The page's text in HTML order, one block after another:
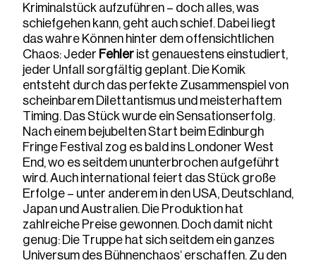
Kriminalstück aufzuführen – doch alles, was
schiefgehen kann, geht auch schief. Dabei liegt
das wahre Können hinter dem offensichtlichen
Chaos: Jeder Fehler ist genauestens einstudiert,
jeder Unfall sorgfältig geplant. Die Komik
entsteht durch das perfekte Zusammenspiel von
scheinbarem Dilettantismus und meisterhaftem
Timing. Das Stück wurde ein Sensationserfolg.
Nach einem bejubelten Start beim Edinburgh
Fringe Festival zog es bald ins Londoner West
End, wo es seitdem ununterbrochen aufgeführt
wird. Auch international feiert das Stück große
Erfolge – unter anderem in den USA, Deutschland,
Japan und Australien. Die Produktion hat
zahlreiche Preise gewonnen. Doch damit nicht
genug: Die Truppe hat sich seitdem ein ganzes
Universum des Bühnenchaos‘ erschaffen. Zu den